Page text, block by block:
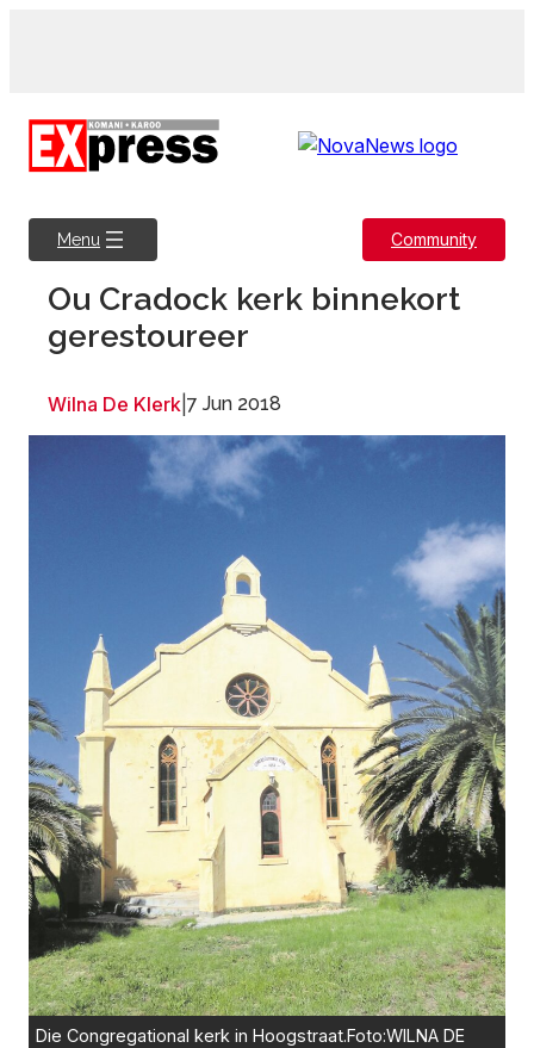
Menu Community
Ou Cradock kerk binnekort
gerestoureer
Wilna De Klerk 7 Jun 2018
Die Congregational kerk in Hoogstraat.Foto:WILNA DE